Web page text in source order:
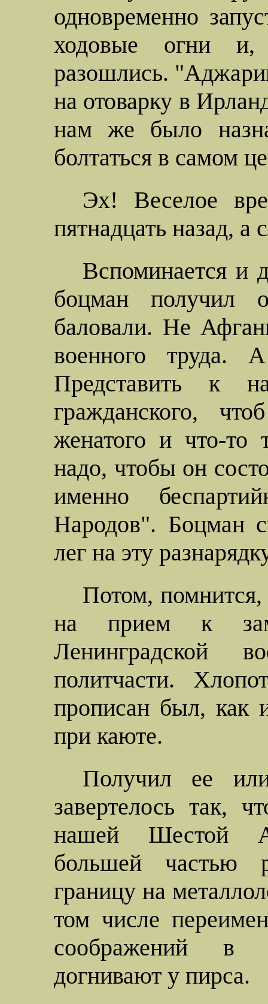
одновременно
ходовые огни и,
разошлись.
на отоварку в
нам же было
болтаться в самом
Эх! Веселое
пятнадцать назад,
Вспоминается и
боцман получил
баловали. Не
военного труда.
Представить к
гражданского,
женатого и что-
надо, чтобы он
именно
Народов". Боцман
лег на эту
Потом,
на прием к
Ленинградской
политчасти.
прописан был, как
при каюте.
Получил ее
завертелось так,
нашей Шестой
большей частью
границу на
том числе
соображений в
догнивают у пирса.